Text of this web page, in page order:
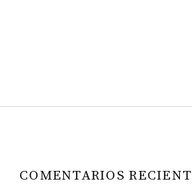
COMENTARIOS